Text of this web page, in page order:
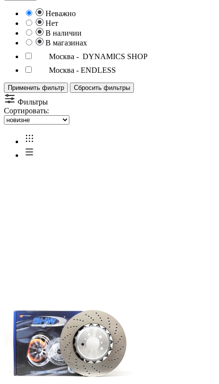
Неважно
Нет
В наличии
В магазинах
Москва - DYNAMICS SHOP
Москва - ENDLESS
Применить фильтр Сбросить фильтры
Фильтры
Сортировать: